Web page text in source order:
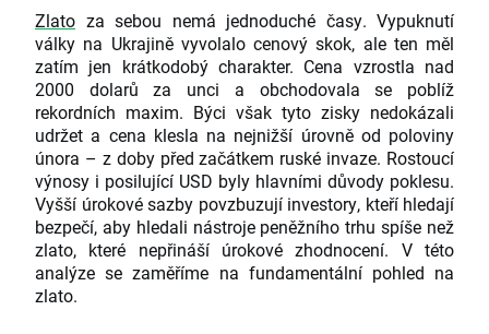
Zlato za sebou nemá jednoduché časy. Vypuknutí
války na Ukrajině vyvolalo cenový skok, ale ten měl
zatím jen krátkodobý charakter. Cena vzrostla nad
2000 dolarů za unci a obchodovala se poblíž
rekordních maxim. Býci však tyto zisky nedokázali
udržet a cena klesla na nejnižší úrovně od poloviny
února – z doby před začátkem ruské invaze. Rostoucí
výnosy i posilující USD byly hlavními důvody poklesu.
Vyšší úrokové sazby povzbuzují investory, kteří hledají
bezpečí, aby hledali nástroje peněžního trhu spíše než
zlato, které nepřináší úrokové zhodnocení. V této
analýze se zaměříme na fundamentální pohled na
zlato.